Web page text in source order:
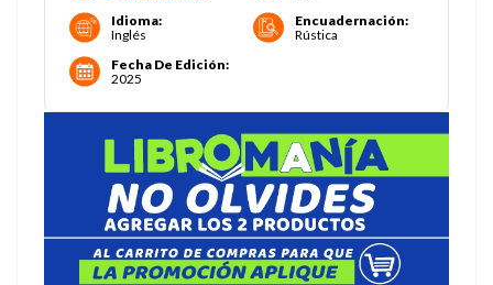
Idioma:
Inglés
Encuadernación:
Rústica
Fecha De Edición:
2025